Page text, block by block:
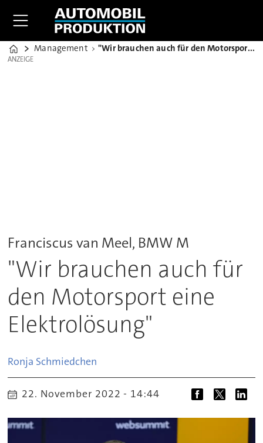
Home
Management "Wir brauchen auch für den Motorsport eine Elektrolösung"
ANZEIGE
ANZEIGE
Franciscus van Meel, BMW M
"Wir brauchen auch für
den Motorsport eine
Elektrolösung"
Ronja Schmiedchen
22. November 2022 - 14:44